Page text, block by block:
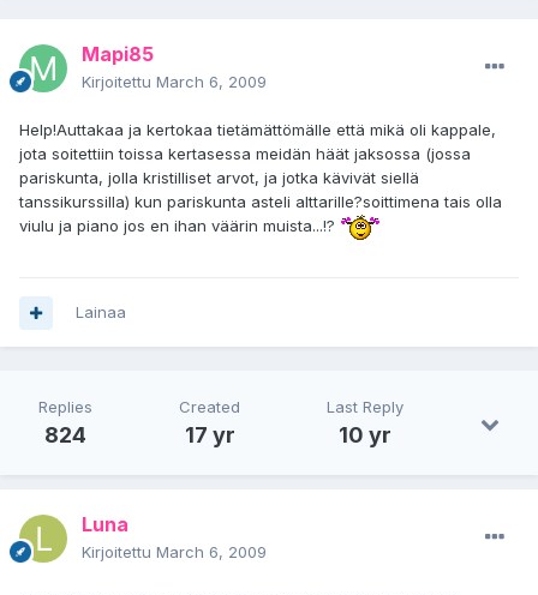
Mapi85
Kirjoitettu March 6, 2009
Help!Auttakaa ja kertokaa tietämättömälle että mikä oli kappale,
jota soitettiin toissa kertasessa meidän häät jaksossa (jossa
pariskunta, jolla kristilliset arvot, ja jotka kävivät siellä
tanssikurssilla) kun pariskunta asteli alttarille?soittimena tais olla
viulu ja piano jos en ihan väärin muista...!?
Lainaa
Replies
824
Created
17 yr
Last Reply
10 yr
Luna
Kirjoitettu March 6, 2009